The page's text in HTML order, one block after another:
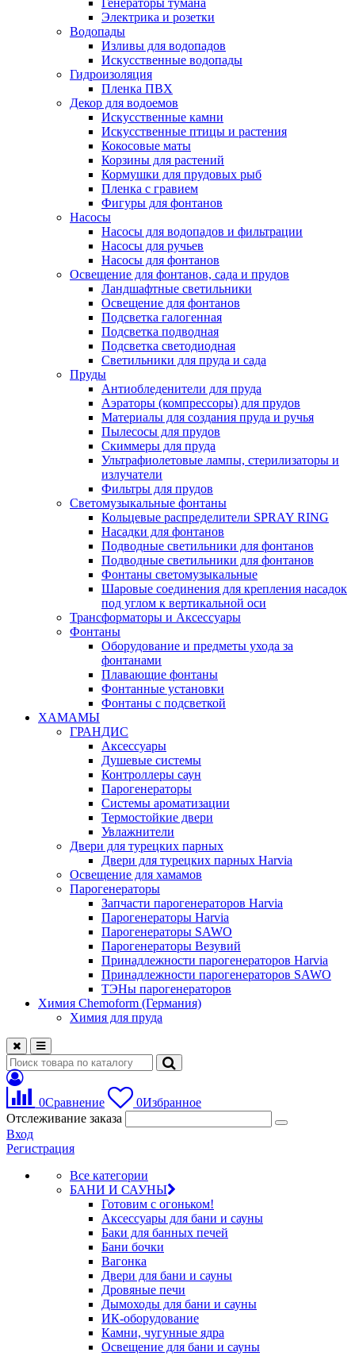
Генераторы тумана
Электрика и розетки
Водопады
Изливы для водопадов
Искусственные водопады
Гидроизоляция
Пленка ПВХ
Декор для водоемов
Искусственные камни
Искусственные птицы и растения
Кокосовые маты
Корзины для растений
Кормушки для прудовых рыб
Пленка с гравием
Фигуры для фонтанов
Насосы
Насосы для водопадов и фильтрации
Насосы для ручьев
Насосы для фонтанов
Освещение для фонтанов, сада и прудов
Ландшафтные светильники
Освещение для фонтанов
Подсветка галогенная
Подсветка подводная
Подсветка светодиодная
Светильники для пруда и сада
Пруды
Антиобледенители для пруда
Аэраторы (компрессоры) для прудов
Материалы для создания пруда и ручья
Пылесосы для прудов
Скиммеры для пруда
Ультрафиолетовые лампы, стерилизаторы и
излучатели
Фильтры для прудов
Светомузыкальные фонтаны
Кольцевые распределители SPRAY RING
Насадки для фонтанов
Подводные светильники для фонтанов
Подводные светильники для фонтанов
Фонтаны светомузыкальные
Шаровые соединения для крепления насадок
под углом к вертикальной оси
Трансформаторы и Аксессуары
Фонтаны
Оборудование и предметы ухода за
фонтанами
Плавающие фонтаны
Фонтанные установки
Фонтаны с подсветкой
ХАМАМЫ
ГРАНДИС
Аксессуары
Душевые системы
Контроллеры саун
Парогенераторы
Системы ароматизации
Термостойкие двери
Увлажнители
Двери для турецких парных
Двери для турецких парных Harvia
Освещение для хамамов
Парогенераторы
Запчасти парогенераторов Harvia
Парогенераторы Harvia
Парогенераторы SAWO
Парогенераторы Везувий
Принадлежности парогенераторов Harvia
Принадлежности парогенераторов SAWO
ТЭНы парогенераторов
Химия Chemoform (Германия)
Химия для пруда
0Сравнение 0Избранное
Отслеживание заказа
Вход
Регистрация
Все категории
БАНИ И САУНЫ
Готовим с огоньком!
Аксессуары для бани и сауны
Баки для банных печей
Бани бочки
Вагонка
Двери для бани и сауны
Дровяные печи
Дымоходы для бани и сауны
ИК-оборудование
Камни, чугунные ядра
Освещение для бани и сауны